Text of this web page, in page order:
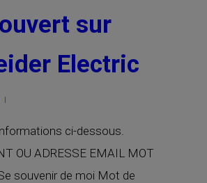
sur
Electric
ci-dessous.
OU ADRESSE EMAIL MOT
souvenir de moi Mot de